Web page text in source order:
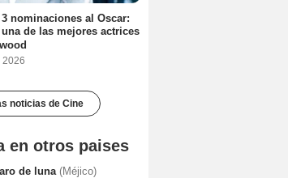
nominaciones al Oscar:
de las mejores actrices
2026
noticias de Cine
en otros paises
de luna (Méjico)